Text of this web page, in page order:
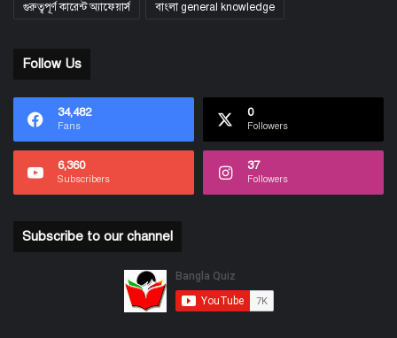
গুরুত্বপূর্ণ কারেন্ট অ্যাফেয়ার্স বাংলা general knowledge
Follow Us
34,482
Fans
0
Followers
6,360
Subscribers
37
Followers
Subscribe to our channel